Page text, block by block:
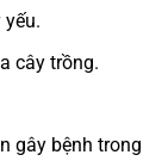
yếu.
cây trồng.
gây bệnh trong